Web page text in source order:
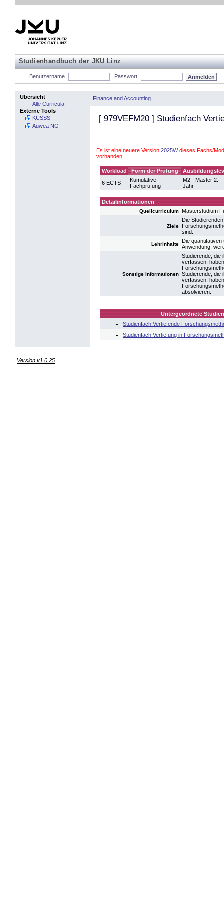
Studienhandbuch der JKU Linz
Benutzername Passwort
Übersicht
Alle Curricula
Externe Tools
KUSSS
Auwea NG
Finance and Accounting
[ 979VEFM20 ] Studienfach
Es ist eine neuere Version 2025Wdieses Fachs/
vorhanden.
Workload Form der Prüfung
6 ECTS
Kumulative
Fachprüfung
M2 - Master 2.
Jahr
Detailinformationen
Quellcurriculum Masterstudium
Ziele
Die
sind.
Lehrinhalte
Die
Anwendung,
Sonstige Informationen
Studierende, die
verfassen,
Studierende, die
verfassen,
absolvieren.
Untergeordnete
Studienfach Vertiefende
Studienfach Vertiefung in
Version v1.0.25